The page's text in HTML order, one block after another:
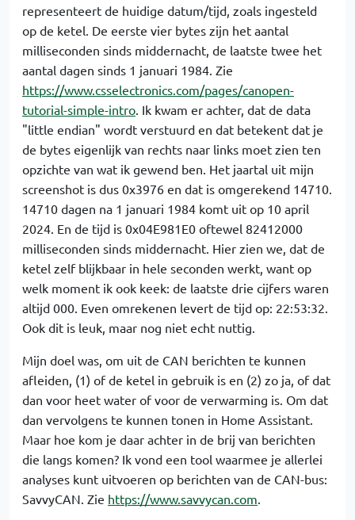
representeert de huidige datum/tijd, zoals ingesteld
op de ketel. De eerste vier bytes zijn het aantal
milliseconden sinds middernacht, de laatste twee het
aantal dagen sinds 1 januari 1984. Zie
https://www.csselectronics.com/pages/canopen-
tutorial-simple-intro. Ik kwam er achter, dat de data
"little endian" wordt verstuurd en dat betekent dat je
de bytes eigenlijk van rechts naar links moet zien ten
opzichte van wat ik gewend ben. Het jaartal uit mijn
screenshot is dus 0x3976 en dat is omgerekend 14710.
14710 dagen na 1 januari 1984 komt uit op 10 april
2024. En de tijd is 0x04E981E0 oftewel 82412000
milliseconden sinds middernacht. Hier zien we, dat de
ketel zelf blijkbaar in hele seconden werkt, want op
welk moment ik ook keek: de laatste drie cijfers waren
altijd 000. Even omrekenen levert de tijd op: 22:53:32.
Ook dit is leuk, maar nog niet echt nuttig.
Mijn doel was, om uit de CAN berichten te kunnen
afleiden, (1) of de ketel in gebruik is en (2) zo ja, of dat
dan voor heet water of voor de verwarming is. Om dat
dan vervolgens te kunnen tonen in Home Assistant.
Maar hoe kom je daar achter in de brij van berichten
die langs komen? Ik vond een tool waarmee je allerlei
analyses kunt uitvoeren op berichten van de CAN-bus:
SavvyCAN. Zie https://www.savvycan.com.